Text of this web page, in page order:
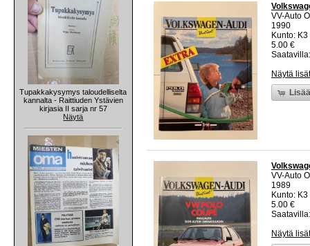
Tupakkakysymys taloudelliselta
kannalta - Raittiuden Ystävien
kirjasia II sarja nr 57
Näytä
VV-Auto
1990
Kunto:
5.00 €
Näytä
VV-Auto
1989
Kunto:
5.00 €
Näytä